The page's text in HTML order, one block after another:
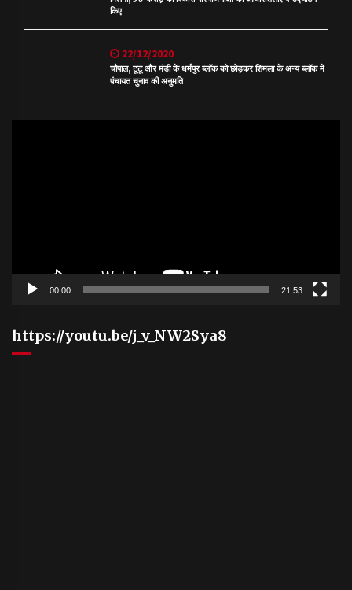
किए
22/12/2020
चौपाल, टूटू और मंडी के धर्मपुर ब्लॉक को छोड़कर शिमला के अन्य ब्लॉक में
पंचायत चुनाव की अनुमति
00:00 21:53
https://youtu.be/j_v_NW2Sya8